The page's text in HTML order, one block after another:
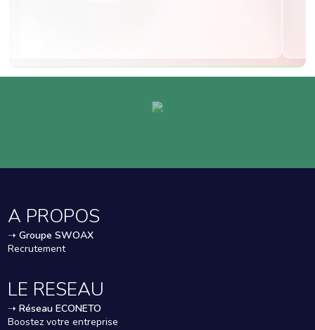
A PROPOS
➝ Groupe SWOAX
Recrutement
LE RESEAU
➝ Réseau ECONETO
Boostez votre entreprise